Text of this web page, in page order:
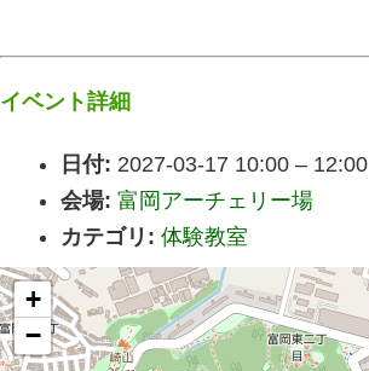
イベント詳細
日付: 2027-03-17 10:00 – 12:00
会場: 富岡アーチェリー場
カテゴリ: 体験教室
+
−